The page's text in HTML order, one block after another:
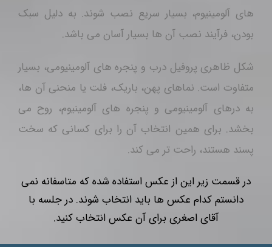
شکل ظاهری پروفیل درب و پنجره های آلومینیومی، بسیار
متفاوت است. نماهای پهن، باریک، فلت یا منحنی آن ها،
به درهای آلومینیومی و پنجره های آلومینیوم، روح می
بخشد. برای همین انتخاب آن را برای کسانی که سخت
پسند هستند، راحت تر می کند.
در قسمت زیر این از عکس استفاده شده که متاسفانه نمی
دانستم کدام عکس ها باید انتخاب شوند. در جلسه با
آقای اصغری برای آن عکس انتخاب کنید.